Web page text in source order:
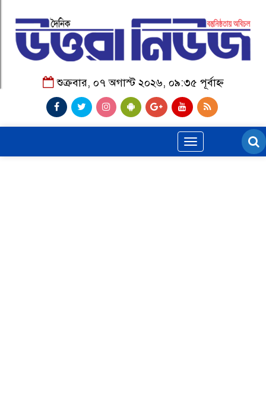
শুক্রবার, ০৭ অগাস্ট ২০২৬, ০৯:৩৫ পূর্বাহ্ন
Toggle
navigation